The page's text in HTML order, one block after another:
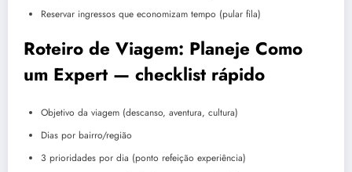
Reservar ingressos que economizam tempo (pular fila)
Roteiro de Viagem: Planeje Como
um Expert — checklist rápido
Objetivo da viagem (descanso, aventura, cultura)
Dias por bairro/região
3 prioridades por dia (ponto refeição experiência)